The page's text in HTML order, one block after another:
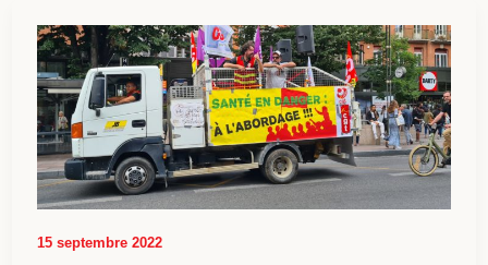
15 septembre 2022